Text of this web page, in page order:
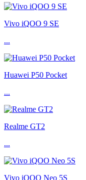
Vivo iQOO 9 SE
...
Huawei P50 Pocket
...
Realme GT2
...
Vivo iQOO Neo 5S